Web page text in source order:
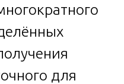
для